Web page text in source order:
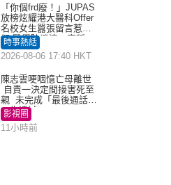
「你個frd廢！」JUPAS
放榜炫耀港大醫科Offer
名校女生囂張留言惹眾
怒 醫學院澄清：宣稱
「40.5分獲錄取」不符事
實｜Juicy叮
時事熱話
2026-08-06 17:40 HKT
陳志雲哽咽憶亡母離世
自責一決定間接害死至
親 未完成「最後通話」
一生遺憾
影視圈
11小時前